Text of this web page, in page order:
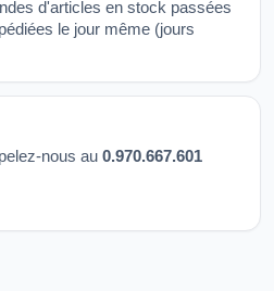
d'articles en stock passées
le jour même (jours
nous au 0.970.667.601